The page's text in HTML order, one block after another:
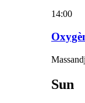
14:00
Sun